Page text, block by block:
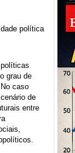
política
grau de
caso
de
entre